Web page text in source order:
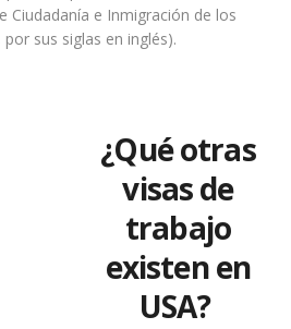
Ciudadanía e Inmigración de los
por sus siglas en inglés).
¿Qué otras
visas de
trabajo
existen en
USA?